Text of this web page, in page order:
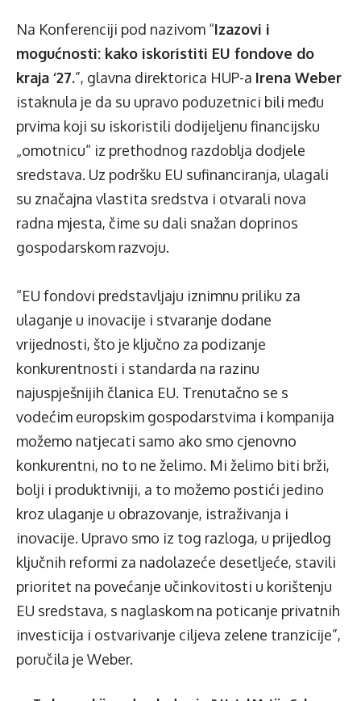
Na Konferenciji pod nazivom “Izazovi i
mogućnosti: kako iskoristiti EU fondove do
kraja ‘27.”, glavna direktorica HUP-a Irena Weber
istaknula je da su upravo poduzetnici bili među
prvima koji su iskoristili dodijeljenu financijsku
„omotnicu“ iz prethodnog razdoblja dodjele
sredstava. Uz podršku EU sufinanciranja, ulagali
su značajna vlastita sredstva i otvarali nova
radna mjesta, čime su dali snažan doprinos
gospodarskom razvoju.
“EU fondovi predstavljaju iznimnu priliku za
ulaganje u inovacije i stvaranje dodane
vrijednosti, što je ključno za podizanje
konkurentnosti i standarda na razinu
najuspješnijih članica EU. Trenutačno se s
vodećim europskim gospodarstvima i kompanija
možemo natjecati samo ako smo cjenovno
konkurentni, no to ne želimo. Mi želimo biti brži,
bolji i produktivniji, a to možemo postići jedino
kroz ulaganje u obrazovanje, istraživanja i
inovacije. Upravo smo iz tog razloga, u prijedlog
ključnih reformi za nadolazeće desetljeće, stavili
prioritet na povećanje učinkovitosti u korištenju
EU sredstava, s naglaskom na poticanje privatnih
investicija i ostvarivanje ciljeva zelene tranzicije”,
poručila je Weber.